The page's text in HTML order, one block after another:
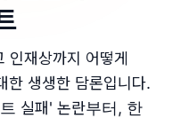
재상까지 어떻게
한 생생한 담론입니다.
실패' 논란부터, 한